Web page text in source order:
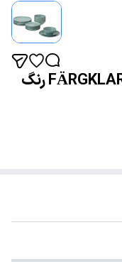
سرویس غذاخوری IKEA مدل FÄRGKLAR رنگ